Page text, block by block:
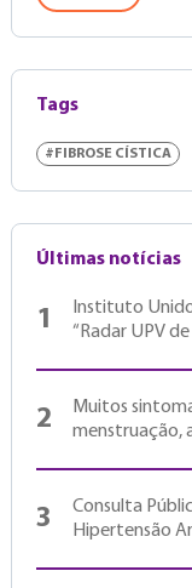
Tags
#FIBROSE CÍSTICA
Últimas notícias
1
Instituto
“Radar UPV
2
Muitos
menstruação,
3
Consulta
Hipertensão